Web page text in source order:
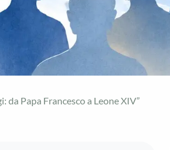
da Papa Francesco a Leone XIV”